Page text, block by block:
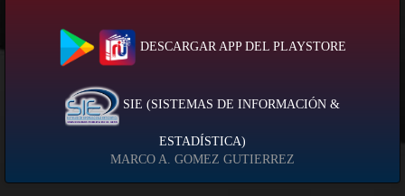
DESCARGAR APP DEL PLAYSTORE
SIE (SISTEMAS DE INFORMACIÓN &
ESTADÍSTICA)
MARCO A. GOMEZ GUTIERREZ